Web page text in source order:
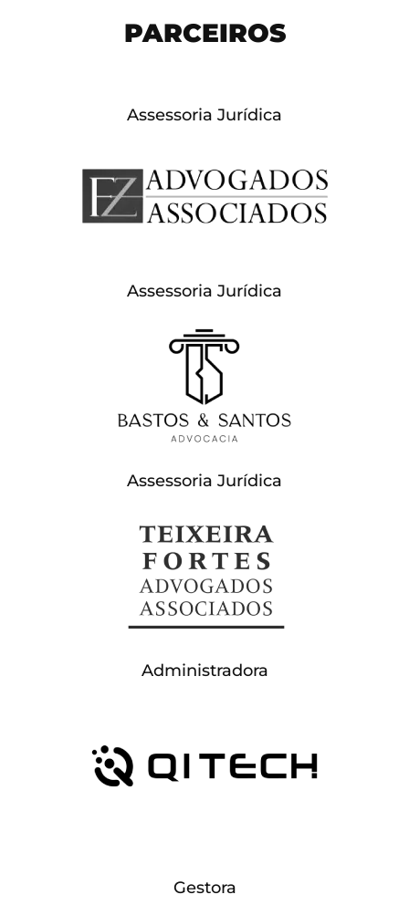
PARCEIROS
Assessoria Jurídica
Assessoria Jurídica
Assessoria Jurídica
Administradora
Gestora